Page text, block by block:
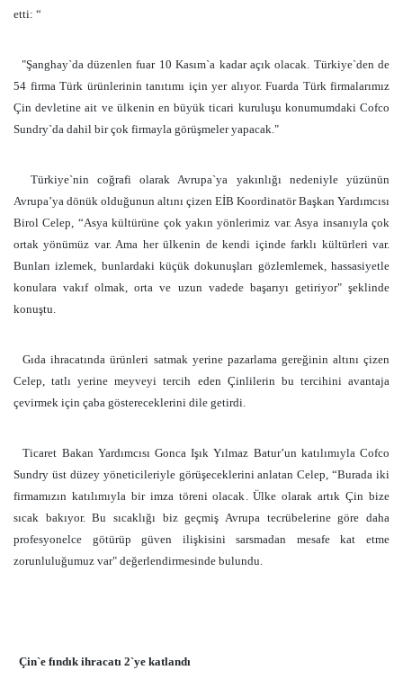
etti: “
"Şanghay`da düzenlen fuar 10 Kasım`a kadar açık olacak. Türkiye`den de
54 firma Türk ürünlerinin tanıtımı için yer alıyor. Fuarda Türk firmalarımız
Çin devletine ait ve ülkenin en büyük ticari kuruluşu konumumdaki Cofco
Sundry`da dahil bir çok firmayla görüşmeler yapacak."
Türkiye`nin coğrafi olarak Avrupa`ya yakınlığı nedeniyle yüzünün
Avrupa’ya dönük olduğunun altını çizen EİB Koordinatör Başkan Yardımcısı
Birol Celep, “Asya kültürüne çok yakın yönlerimiz var. Asya insanıyla çok
ortak yönümüz var. Ama her ülkenin de kendi içinde farklı kültürleri var.
Bunları izlemek, bunlardaki küçük dokunuşları gözlemlemek, hassasiyetle
konulara vakıf olmak, orta ve uzun vadede başarıyı getiriyor" şeklinde
konuştu.
Gıda ihracatında ürünleri satmak yerine pazarlama gereğinin altını çizen
Celep, tatlı yerine meyveyi tercih eden Çinlilerin bu tercihini avantaja
çevirmek için çaba göstereceklerini dile getirdi.
Ticaret Bakan Yardımcısı Gonca Işık Yılmaz Batur’un katılımıyla Cofco
Sundry üst düzey yöneticileriyle görüşeceklerini anlatan Celep, “Burada iki
firmamızın katılımıyla bir imza töreni olacak. Ülke olarak artık Çin bize
sıcak bakıyor. Bu sıcaklığı biz geçmiş Avrupa tecrübelerine göre daha
profesyonelce götürüp güven ilişkisini sarsmadan mesafe kat etme
zorunluluğumuz var" değerlendirmesinde bulundu.
Çin`e fındık ihracatı 2`ye katlandı